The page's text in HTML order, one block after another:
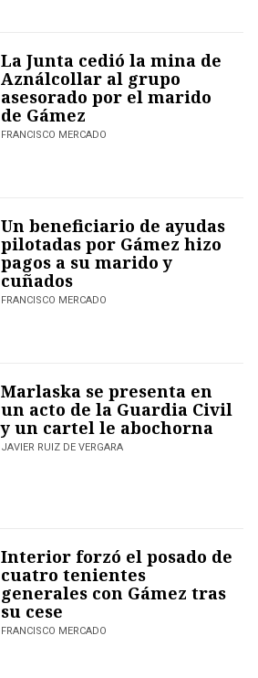
La Junta cedió la mina de
Aználcollar al grupo
asesorado por el marido
de Gámez
FRANCISCO MERCADO
Un beneficiario de ayudas
pilotadas por Gámez hizo
pagos a su marido y
cuñados
FRANCISCO MERCADO
Marlaska se presenta en
un acto de la Guardia Civil
y un cartel le abochorna
JAVIER RUIZ DE VERGARA
Interior forzó el posado de
cuatro tenientes
generales con Gámez tras
su cese
FRANCISCO MERCADO